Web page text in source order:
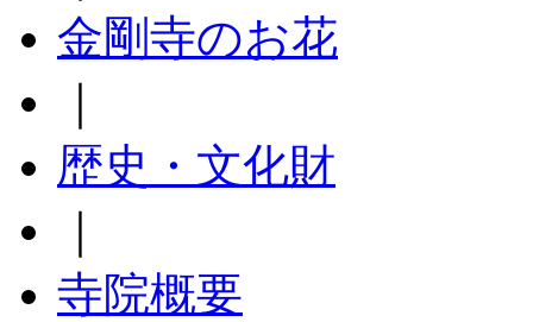
金剛寺のお花
歴史・文化財
寺院概要